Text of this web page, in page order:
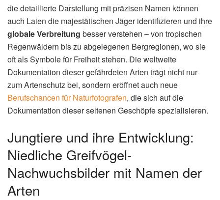
die detaillierte Darstellung mit präzisen Namen können
auch Laien die majestätischen Jäger identifizieren und ihre
globale Verbreitung besser verstehen – von tropischen
Regenwäldern bis zu abgelegenen Bergregionen, wo sie
oft als Symbole für Freiheit stehen. Die weltweite
Dokumentation dieser gefährdeten Arten trägt nicht nur
zum Artenschutz bei, sondern eröffnet auch neue
Berufschancen für Naturfotografen, die sich auf die
Dokumentation dieser seltenen Geschöpfe spezialisieren.
Jungtiere und ihre Entwicklung:
Niedliche Greifvögel-
Nachwuchsbilder mit Namen der
Arten